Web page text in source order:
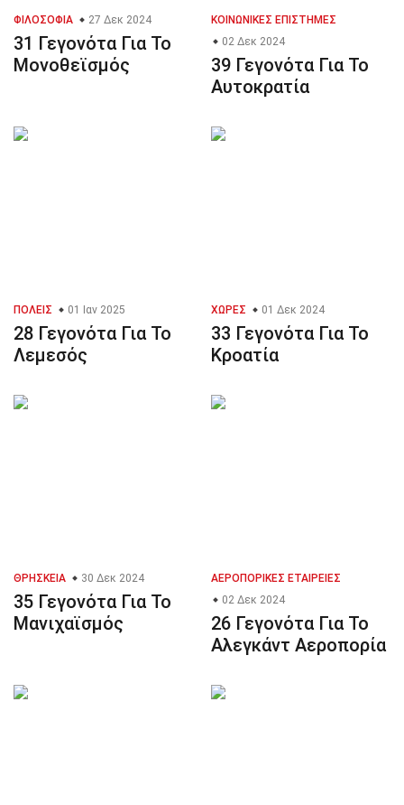
ΦΙΛΟΣΟΦΊΑ 27 Δεκ 2024
31 Γεγονότα Για Το
Μονοθεϊσμός
ΚΟΙΝΩΝΙΚΈΣ ΕΠΙΣΤΉΜΕΣ
02 Δεκ 2024
39 Γεγονότα Για Το
Αυτοκρατία
ΠΌΛΕΙΣ 01 Ιαν 2025
28 Γεγονότα Για Το
Λεμεσός
ΧΏΡΕΣ 01 Δεκ 2024
33 Γεγονότα Για Το
Κροατία
ΘΡΗΣΚΕΊΑ 30 Δεκ 2024
35 Γεγονότα Για Το
Μανιχαϊσμός
ΑΕΡΟΠΟΡΙΚΈΣ ΕΤΑΙΡΕΊΕΣ
02 Δεκ 2024
26 Γεγονότα Για Το
Αλεγκάντ Αεροπορία